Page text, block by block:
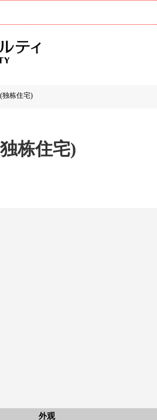
独栋住宅)
栋住宅)
外观
外观
ＯＫ川崎大师商店(约560m)
大师公园(约10m)
川崎市立大师小学(约420m)
川崎大师平间寺庙(约290m)